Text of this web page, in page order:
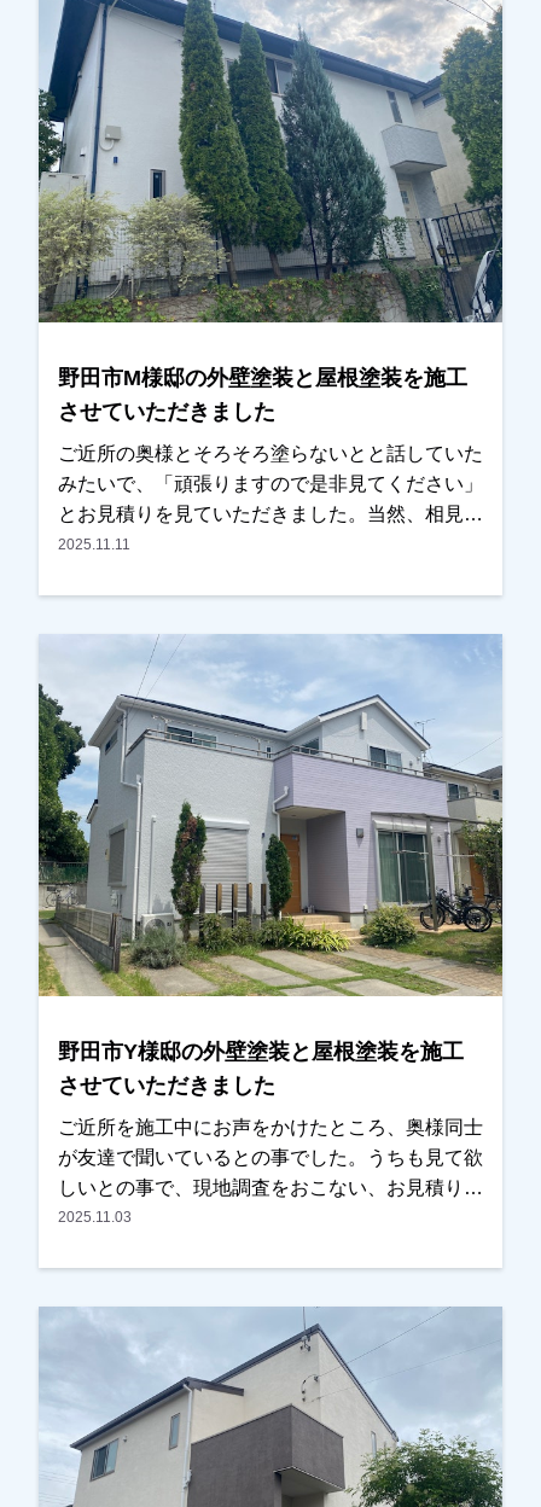
がっているとの事で喜んでいただけました。あり
がとうございました。越谷市、春日部市、野田
市、吉川市、草加市またはその他地域でも外壁塗
装をお考えのお客様、まずはご相談からでも大丈
夫です！現地調査、お見積りをもちろん無料にて
おこなっております。またお支払い方法につきま
しても、無金利ローンも取り扱っておりますの
で、ご遠慮なくお申しつけください。お待ちして
おります。
野田市M様邸の外壁塗装と屋根塗装を施工
させていただきました
ご近所の奥様とそろそろ塗らないとと話していた
みたいで、「頑張りますので是非見てください」
とお見積りを見ていただきました。当然、相見積
もりでしたが内容・条件を見比べた時に、弊社が
装も任せていただきました。塗装はもちろん、内
装の仕上がりも 「こんな所まで見てくれる
の！？」とびっくりされていましたが、非常に喜
んでいただき、ご満足して頂けたみたいでよかっ
たです。ありがとうございました。越谷市、春日
部市、野田市、吉川市、草加市またはその他地域
でも外壁塗装をお考えのお客様、まずはご相談か
らでも大丈夫です！現地調査、お見積りはもちろ
ん無料にておこなっております。またお支払い方
法につきましても、無金利ローンも取り扱ってま
すので、ご遠慮なくお申しつけください。お待ち
しております。
2025.11.11
野田市Y様邸の外壁塗装と屋根塗装を施工
させていただきました
ご近所を施工中にお声をかけたところ、奥様同士
が友達で聞いているとの事でした。うちも見て欲
しいとの事で、現地調査をおこない、お見積りを
お出ししました。以前に違う業者で見積もりを取
た。弊社の資料とお見積りをお渡ししましたら、
ご予算内で、内容も分かりやすかったとの事で、
ＯＫをいただき、任せていただきました。色は奥
さまがお決めになられましたが、こだわった方
で、実は汚れの目立つ見えない箇所には濃い色を
もってきてます。また薄紫いろも非常に綺麗で、
ご近所の方からも評判がよかったです。仕上りも
2025.11.03